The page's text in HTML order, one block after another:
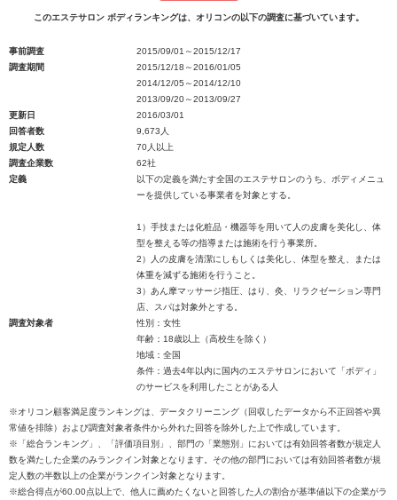
このエステサロン ボディランキングは、オリコンの以下の調査に基づいています。
事前調査
2015/09/01～2015/12/17
調査期間
2015/12/18～2016/01/05
2014/12/05～2014/12/10
2013/09/20～2013/09/27
更新日
2016/03/01
回答者数
9,673人
規定人数
70人以上
調査企業数
62社
定義
以下の定義を満たす全国のエステサロンのうち、ボディメニュ
ーを提供している事業者を対象とする。
1）手技または化粧品・機器等を用いて人の皮膚を美化し、体
型を整える等の指導または施術を行う事業所。
2）人の皮膚を清潔にしもしくは美化し、体型を整え、または
体重を減ずる施術を行うこと。
3）あん摩マッサージ指圧、はり、灸、リラクゼーション専門
店、スパは対象外とする。
調査対象者
性別：女性
年齢：18歳以上（高校生を除く）
地域：全国
条件：過去4年以内に国内のエステサロンにおいて「ボディ」
のサービスを利用したことがある人
※オリコン顧客満足度ランキングは、データクリーニング（回収したデータから不正回答や異
常値を排除）および調査対象者条件から外れた回答を除外した上で作成しています。
※「総合ランキング」、「評価項目別」、部門の「業態別」においては有効回答者数が規定人
数を満たした企業のみランクイン対象となります。その他の部門においては有効回答者数が規
定人数の半数以上の企業がランクイン対象となります。
※総合得点が60.00点以上で、他人に薦めたくないと回答した人の割合が基準値以下の企業がラ